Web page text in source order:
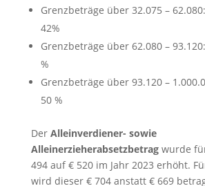
Grenzbeträge über 32.075 –
42%
Grenzbeträge über 62.080 –
%
Grenzbeträge über 93.120 –
50 %
Der Alleinverdiener- sowie
Alleinerzieherabsetzbetragwurde
494 auf € 520 im Jahr 2023 erhöht.
wird dieser € 704 anstatt € 669